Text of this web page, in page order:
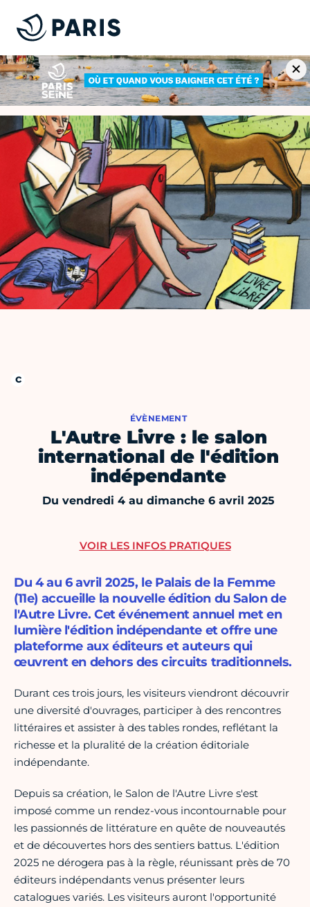
ÉVÈNEMENT
L'Autre Livre : le salon
international de l'édition
indépendante
Du vendredi 4 au dimanche 6 avril 2025
Du 4 au 6 avril 2025, le Palais de la Femme
(11e) accueille la nouvelle édition du Salon de
l'Autre Livre. Cet événement annuel met en
lumière l'édition indépendante et offre une
plateforme aux éditeurs et auteurs qui
œuvrent en dehors des circuits traditionnels.
Durant ces trois jours, les visiteurs viendront découvrir
une diversité d'ouvrages, participer à des rencontres
littéraires et assister à des tables rondes, reflétant la
richesse et la pluralité de la création éditoriale
indépendante.
Depuis sa création, le Salon de l'Autre Livre s'est
imposé comme un rendez-vous incontournable pour
les passionnés de littérature en quête de nouveautés
et de découvertes hors des sentiers battus. L'édition
2025 ne dérogera pas à la règle, réunissant près de 70
éditeurs indépendants venus présenter leurs
catalogues variés. Les visiteurs auront l'opportunité
VOIR LES INFOS PRATIQUES